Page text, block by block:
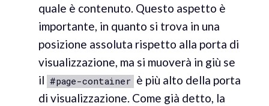
quale è contenuto. Questo aspetto è
importante, in quanto si trova in una
posizione assoluta rispetto alla porta di
visualizzazione, ma si muoverà in giù se
il #page-container è più alto della porta
di visualizzazione. Come già detto, la